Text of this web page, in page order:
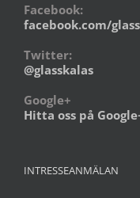
Facebook:
facebook.com/
Twitter:
@glasskalas
Google+
Hitta oss på
INTRESSEANMÄLAN